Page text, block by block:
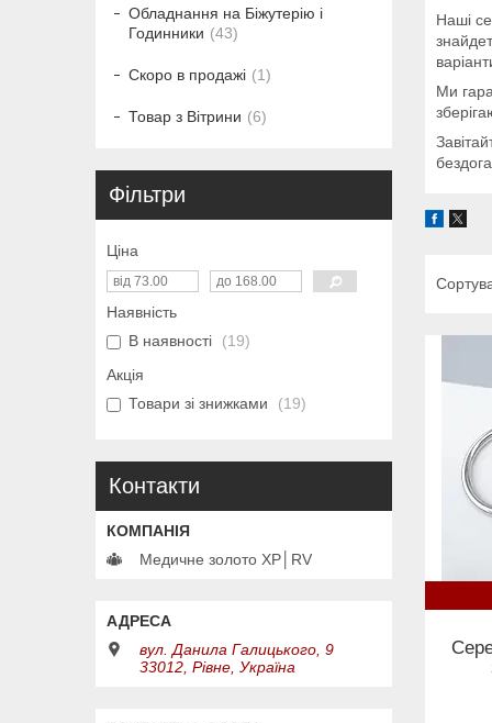
Наші
Ми
Обладнання на Біжутерію і
Годинники
43
Скоро в продажі 1
Товар з Вітрини 6
Фільтри
Ціна
Наявність
В наявності
19
Акція
Товари зі знижками
19
Контакти
Медичне золото XP│RV
вул. Данила Галицького, 9
33012, Рівне, Україна